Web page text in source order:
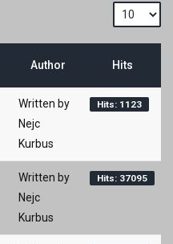
Author Hits
Written by
Nejc
Kurbus
Hits: 1123
Written by
Nejc
Kurbus
Hits: 37095